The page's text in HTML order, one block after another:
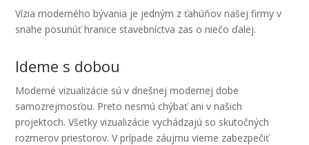
Vízia moderného bývania je jedným z ťahúňov našej firmy v
snahe posunúť hranice stavebníctva zas o niečo ďalej.
Ideme s dobou
Moderné vizualizácie sú v dnešnej modernej dobe
samozrejmosťou. Preto nesmú chýbať ani v našich
projektoch. Všetky vizualizácie vychádzajú so skutočných
rozmerov priestorov. V prípade záujmu vieme zabezpečiť